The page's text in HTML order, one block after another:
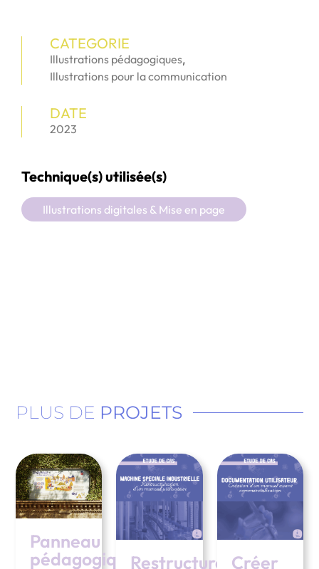
CATEGORIE
Illustrations pédagogiques,
Illustrations pour la communication
DATE
2023
Technique(s) utilisée(s)
Illustrations digitales & Mise en page
PLUS DE PROJETS
Panneau
pédagogiqueRestructurerCréer